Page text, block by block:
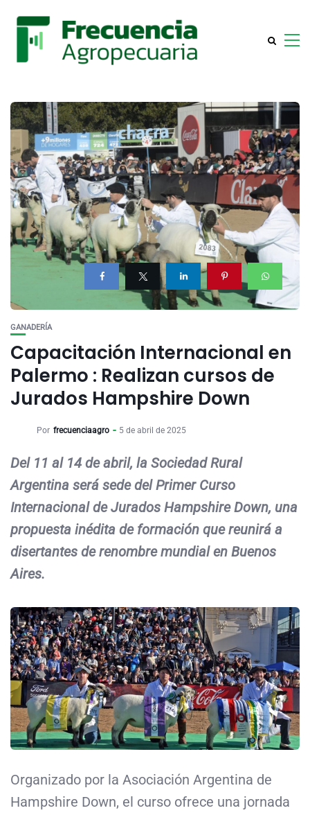
GANADERÍA
Capacitación Internacional en
Palermo : Realizan cursos de
Jurados Hampshire Down
Por frecuenciaagro 5 de abril de 2025
Del 11 al 14 de abril, la Sociedad Rural
Argentina será sede del Primer Curso
Internacional de Jurados Hampshire Down, una
propuesta inédita de formación que reunirá a
disertantes de renombre mundial en Buenos
Aires.
Organizado por la Asociación Argentina de
Hampshire Down, el curso ofrece una jornada